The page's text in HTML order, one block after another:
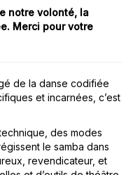
notre volonté, la
Merci pour votre
de la danse codifiée
et incarnées, c’est
des modes
le samba dans
revendicateur, et